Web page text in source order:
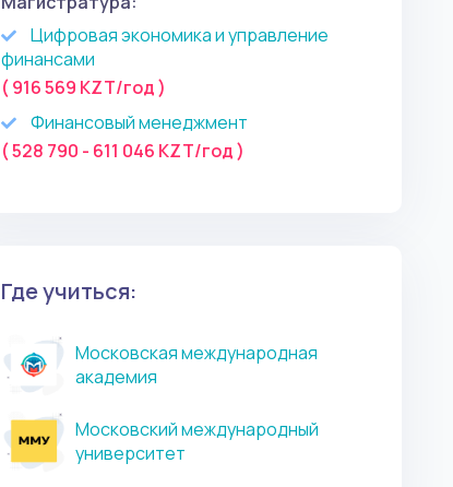
Цифровая экономика и управление
финансами
( 916 569 KZT/год )
Финансовый менеджмент
( 528 790 - 611 046 KZT/год )
Где учиться:
Московская международная
академия
Московский международный
университет